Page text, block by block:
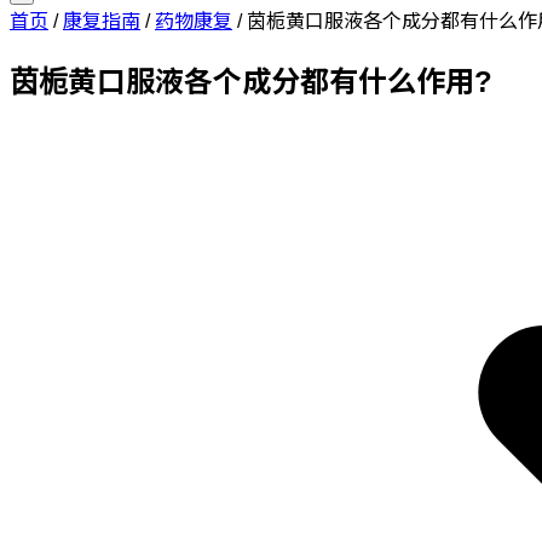
首页 /康复指南/ 药物康复 / 茵栀黄口服液各个成分都有什么
茵栀黄口服液各个成分都有什么作用?